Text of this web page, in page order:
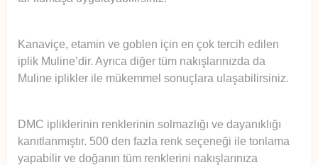
Kanaviçe, etamin ve goblen için en çok tercih edilen
iplik Muline’dir. Ayrıca diğer tüm nakışlarınızda da
Muline iplikler ile mükemmel sonuçlara ulaşabilirsiniz.
DMC ipliklerinin renklerinin solmazlığı ve dayanıklığı
kanıtlanmıştır. 500 den fazla renk seçeneği ile tonlama
yapabilir ve doğanın tüm renklerini nakışlarınıza